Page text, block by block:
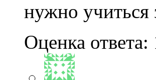
нужно учиться
Оценка ответа: